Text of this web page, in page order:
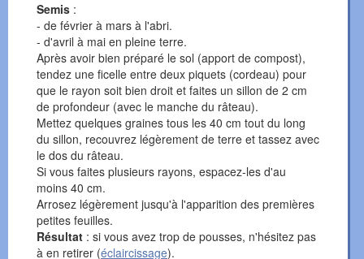
Semis :
- de février à mars à l'abri.
- d'avril à mai en pleine terre.
Après avoir bien préparé le sol (apport de compost),
tendez une ficelle entre deux piquets (cordeau) pour
que le rayon soit bien droit et faites un sillon de 2 cm
de profondeur (avec le manche du râteau).
Mettez quelques graines tous les 40 cm tout du long
du sillon, recouvrez légèrement de terre et tassez avec
le dos du râteau.
Si vous faites plusieurs rayons, espacez-les d'au
moins 40 cm.
Arrosez légèrement jusqu'à l'apparition des premières
petites feuilles.
Résultat : si vous avez trop de pousses, n'hésitez pas
à en retirer (éclaircissage).